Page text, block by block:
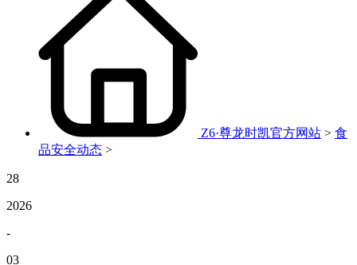
Z6·尊龙时凯官方网站 > 食
品安全动态 >
28
2026
-
03